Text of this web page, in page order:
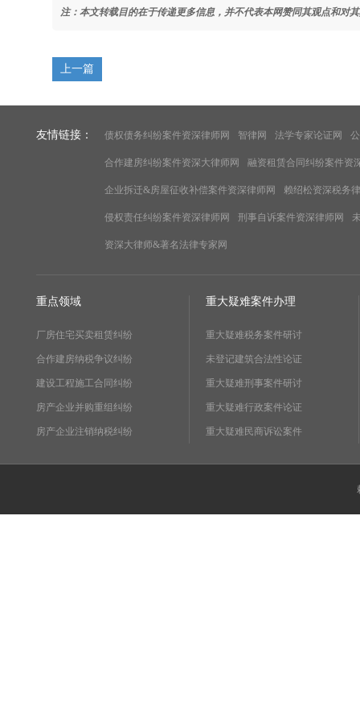
注：本文转载目的在于传递更多信息，并不代表本网赞同其观点和对
上一篇
友情链接： 债权债务纠纷案件资深律师网 智律网 法学专家论证网
合作建房纠纷案件资深大律师网 融资租赁合同纠纷案件资
企业拆迁&房屋征收补偿案件资深律师网 赖绍松资深税务
侵权责任纠纷案件资深律师网 刑事自诉案件资深律师网
资深大律师&著名法律专家网
重点领域
厂房住宅买卖租赁纠纷
合作建房纳税争议纠纷
建设工程施工合同纠纷
房产企业并购重组纠纷
房产企业注销纳税纠纷
重大疑难案件办理
重大疑难税务案件研讨
未登记建筑合法性论证
重大疑难刑事案件研讨
重大疑难行政案件论证
重大疑难民商诉讼案件